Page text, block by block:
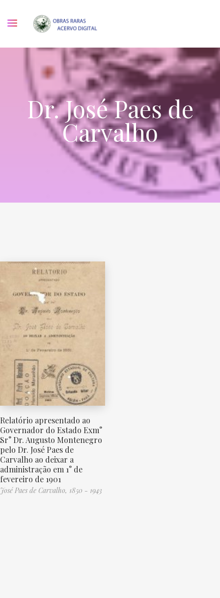
Dr. José Paes de
Carvalho
Relatório apresentado ao
Governador do Estado Exm°
Sr° Dr. Augusto Montenegro
pelo Dr. José Paes de
Carvalho ao deixar a
administração em 1° de
fevereiro de 1901
José Paes de Carvalho, 1850 - 1943